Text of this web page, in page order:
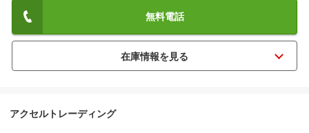
無料電話
アクセルトレーディング